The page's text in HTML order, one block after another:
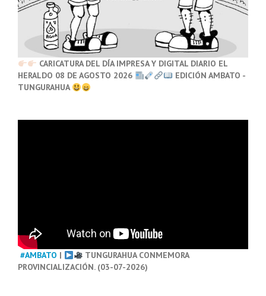
CARICATURA DEL DÍA IMPRESA Y DIGITAL DIARIO EL
HERALDO 08 DE AGOSTO 2026
EDICIÓN AMBATO -
TUNGURAHUA
#AMBATO |
TUNGURAHUA CONMEMORA
PROVINCIALIZACIÓN. (03-07-2026)